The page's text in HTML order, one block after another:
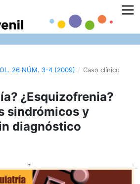
26 NÚM. 3-4 (2009) / Caso clínico
¿Esquizofrenia?
sindrómicos y
diagnóstico